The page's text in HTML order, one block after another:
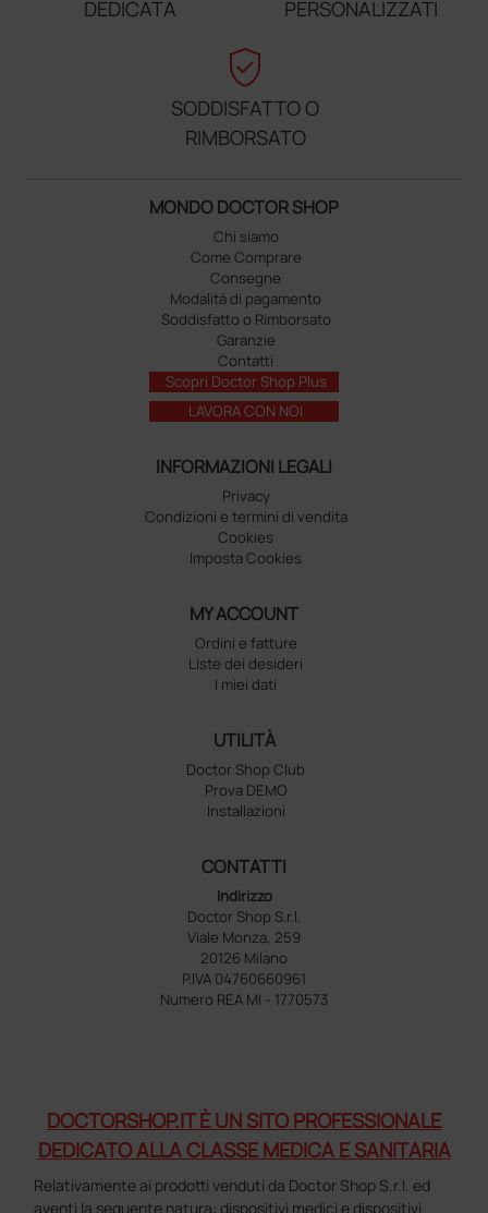
DEDICATA
PERSONALIZZATI
verified_user
SODDISFATTO O
RIMBORSATO
MONDO DOCTOR SHOP
Chi siamo
Come Comprare
Consegne
Modalità di pagamento
Soddisfatto o Rimborsato
Garanzie
Contatti
Scopri Doctor Shop Plus
LAVORA CON NOI
INFORMAZIONI LEGALI
Privacy
Condizioni e termini di vendita
Cookies
Imposta Cookies
MY ACCOUNT
Ordini e fatture
Liste dei desideri
I miei dati
UTILITÀ
Doctor Shop Club
Prova DEMO
Installazioni
CONTATTI
Indirizzo
Doctor Shop S.r.l.
Viale Monza, 259
20126 Milano
P.IVA 04760660961
Numero REA MI - 1770573
DOCTORSHOP.IT È UN SITO PROFESSIONALE
DEDICATO ALLA CLASSE MEDICA E SANITARIA
Relativamente ai prodotti venduti da Doctor Shop S.r.l. ed
aventi la seguente natura: dispositivi medici e dispositivi